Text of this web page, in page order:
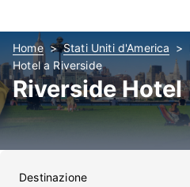
Home Stati Uniti d'America
Hotel a Riverside
Riverside Hotel
Destinazione